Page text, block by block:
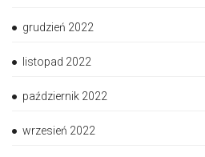
grudzień 2022
listopad 2022
październik 2022
wrzesień 2022